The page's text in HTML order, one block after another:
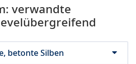
verwandte
betonte Silben